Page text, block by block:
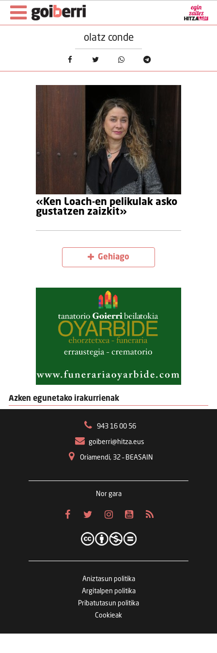
olatz conde
«Ken Loach-en pelikulak asko
gustatzen zaizkit»
Gehiago
Azken egunetako irakurrienak
943 16 00 56
goiberri@hitza.eus
Oriamendi, 32 – BEASAIN
Nor gara
Aniztasun politika
Argitalpen politika
Pribatutasun politika
Cookieak